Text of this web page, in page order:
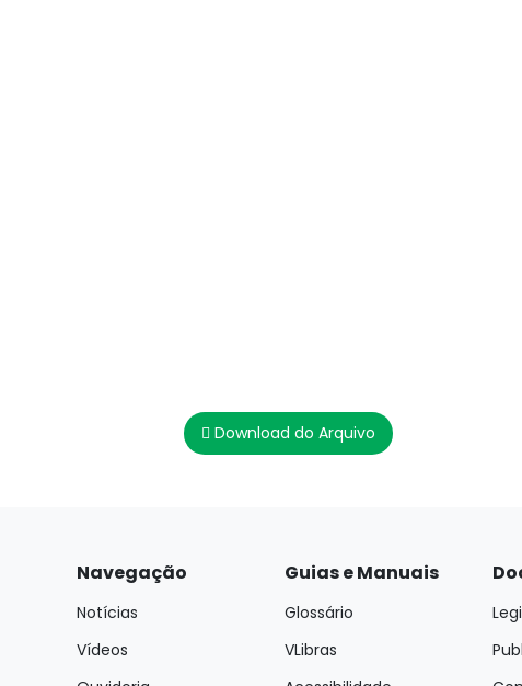
Download do Arquivo
Navegação
Notícias
Vídeos
Guias e Manuais
Glossário
VLibras